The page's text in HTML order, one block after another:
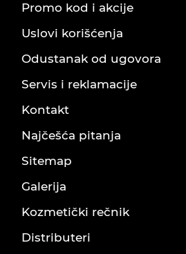
Promo kod i akcije
Uslovi korišćenja
Odustanak od ugovora
Servis i reklamacije
Kontakt
Najčešća pitanja
Sitemap
Galerija
Kozmetički rečnik
Distributeri